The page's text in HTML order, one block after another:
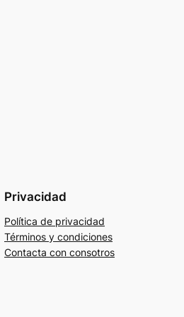
Privacidad
Política de privacidad
Términos y condiciones
Contacta con consotros